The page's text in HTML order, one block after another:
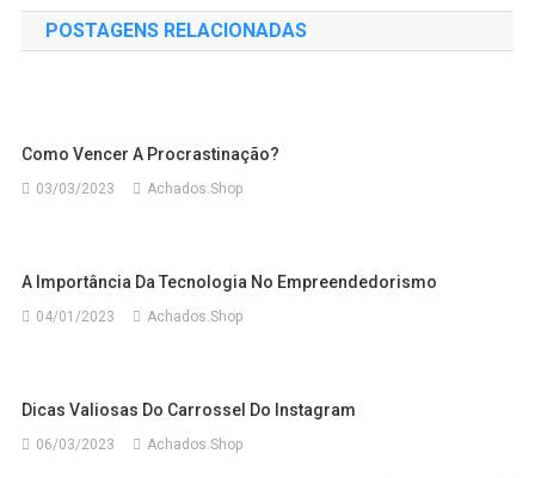
POSTAGENS RELACIONADAS
Como Vencer A Procrastinação?
03/03/2023 Achados.Shop
A Importância Da Tecnologia No Empreendedorismo
04/01/2023 Achados.Shop
Dicas Valiosas Do Carrossel Do Instagram
06/03/2023 Achados.Shop